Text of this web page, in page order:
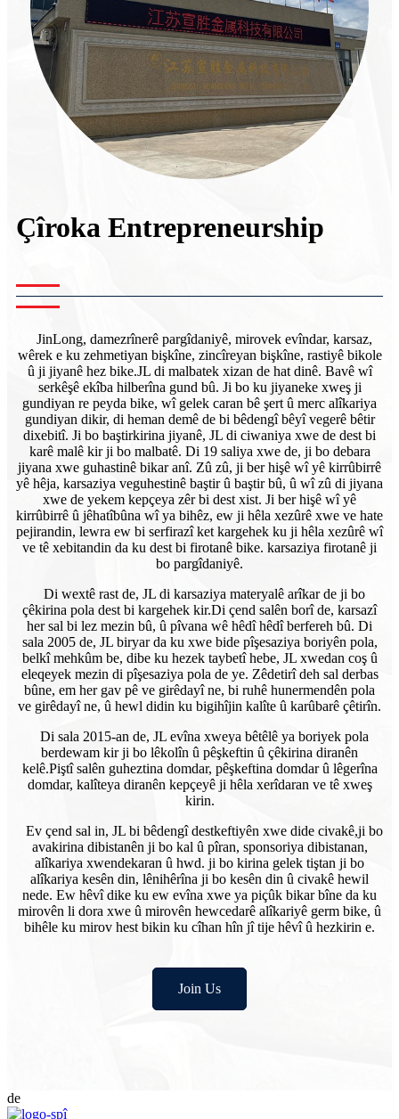
Çîroka Entrepreneurship
JinLong, damezrînerê pargîdaniyê, mirovek evîndar, karsaz,
wêrek e ku zehmetiyan bişkîne, zincîreyan bişkîne, rastiyê bikole
û ji jiyanê hez bike.JL di malbatek xizan de hat dinê. Bavê wî
serkêşê ekîba hilberîna gund bû. Ji bo ku jiyaneke xweş ji
gundiyan re peyda bike, wî gelek caran bê şert û merc alîkariya
gundiyan dikir, di heman demê de bi bêdengî bêyî vegerê bêtir
dixebitî. Ji bo baştirkirina jiyanê, JL di ciwaniya xwe de dest bi
karê malê kir ji bo malbatê. Di 19 saliya xwe de, ji bo debara
jiyana xwe guhastinê bikar anî. Zû zû, ji ber hişê wî yê kirrûbirrê
yê hêja, karsaziya veguhestinê baştir û baştir bû, û wî zû di jiyana
xwe de yekem kepçeya zêr bi dest xist. Ji ber hişê wî yê
kirrûbirrê û jêhatîbûna wî ya bihêz, ew ji hêla xezûrê xwe ve hate
pejirandin, lewra ew bi serfirazî ket kargehek ku ji hêla xezûrê wî
ve tê xebitandin da ku dest bi firotanê bike. karsaziya firotanê ji
bo pargîdaniyê.
Di wextê rast de, JL di karsaziya materyalê arîkar de ji bo
çêkirina pola dest bi kargehek kir.Di çend salên borî de, karsazî
her sal bi lez mezin bû, û pîvana wê hêdî hêdî berfereh bû. Di
sala 2005 de, JL biryar da ku xwe bide pîşesaziya boriyên pola,
belkî mehkûm be, dibe ku hezek taybetî hebe, JL xwedan coş û
eleqeyek mezin di pîşesaziya pola de ye. Zêdetirî deh sal derbas
bûne, em her gav pê ve girêdayî ne, bi ruhê hunermendên pola
ve girêdayî ne, û hewl didin ku bigihîjin kalîte û karûbarê çêtirîn.
Di sala 2015-an de, JL evîna xweya bêtêlê ya boriyek pola
berdewam kir ji bo lêkolîn û pêşkeftin û çêkirina diranên
kelê.Piştî salên guheztina domdar, pêşkeftina domdar û lêgerîna
domdar, kalîteya diranên kepçeyê ji hêla xerîdaran ve tê xweş
kirin.
Ev çend sal in, JL bi bêdengî destkeftiyên xwe dide civakê,ji bo
avakirina dibistanên ji bo kal û pîran, sponsoriya dibistanan,
alîkariya xwendekaran û hwd. ji bo kirina gelek tiştan ji bo
alîkariya kesên din, lênihêrîna ji bo kesên din û civakê hewil
nede. Ew hêvî dike ku ew evîna xwe ya piçûk bikar bîne da ku
mirovên li dora xwe û mirovên hewcedarê alîkariyê germ bike, û
bihêle ku mirov hest bikin ku cîhan hîn jî tije hêvî û hezkirin e.
Join Us
de